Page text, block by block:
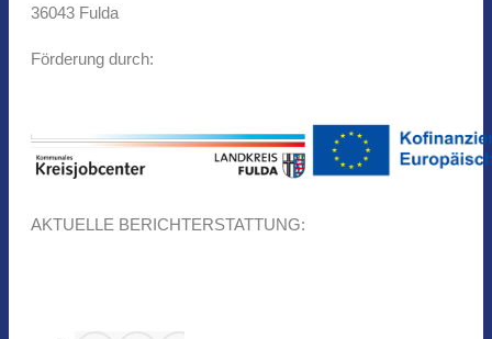
36043 Fulda
Förderung durch:
AKTUELLE BERICHTERSTATTUNG: